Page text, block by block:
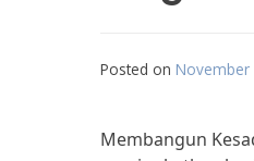
Posted on November
Membangun